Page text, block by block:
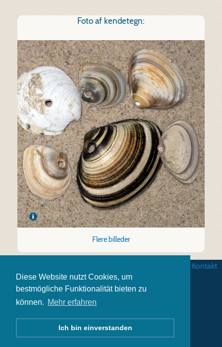
Diese Website nutzt Cookies, um
bestmögliche Funktionalität bieten zu
können. Mehr erfahren
Ich bin einverstanden
Foto af kendetegn:
Flere billeder
Kontakt